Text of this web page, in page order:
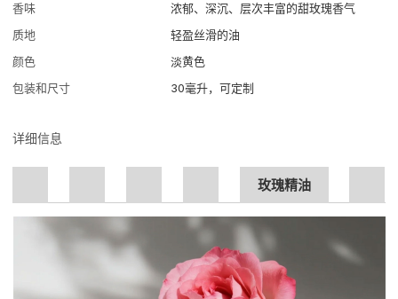
香味
浓郁、深沉、层次丰富的甜玫瑰香气
质地
轻盈丝滑的油
颜色
淡黄色
包装和尺寸
30毫升，可定制
详细信息
玫瑰精油